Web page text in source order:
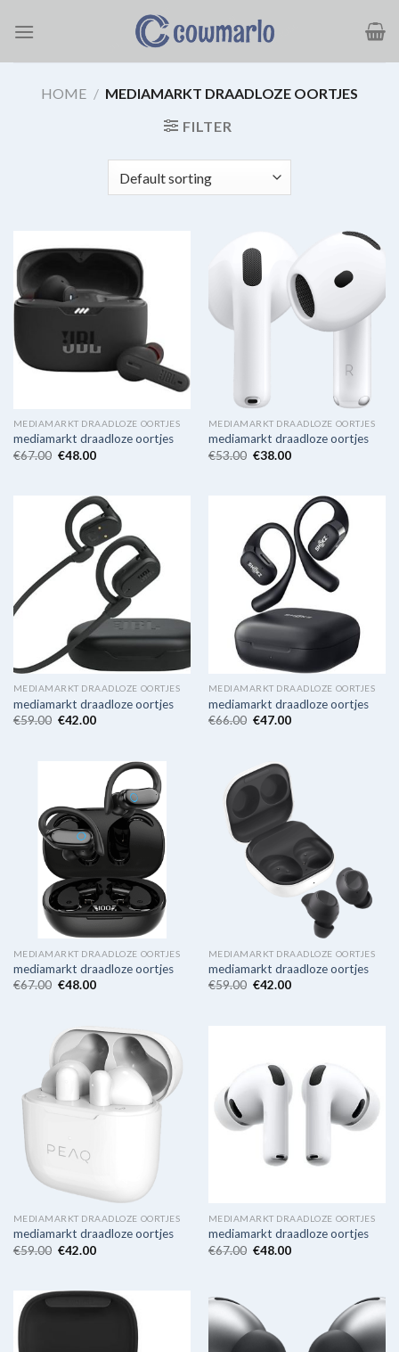
naar
HOME / MEDIAMARKT DRAADLOZE OORTJES
FILTER
MEDIAMARKT DRAADLOZE OORTJES
mediamarkt draadloze oortjes
€67.00 €48.00
MEDIAMARKT DRAADLOZE OORTJES
mediamarkt draadloze oortjes
€53.00 €38.00
MEDIAMARKT DRAADLOZE OORTJES
mediamarkt draadloze oortjes
€59.00 €42.00
MEDIAMARKT DRAADLOZE OORTJES
mediamarkt draadloze oortjes
€66.00 €47.00
MEDIAMARKT DRAADLOZE OORTJES
mediamarkt draadloze oortjes
€67.00 €48.00
MEDIAMARKT DRAADLOZE OORTJES
mediamarkt draadloze oortjes
€59.00 €42.00
MEDIAMARKT DRAADLOZE OORTJES
mediamarkt draadloze oortjes
€59.00 €42.00
MEDIAMARKT DRAADLOZE OORTJES
mediamarkt draadloze oortjes
€67.00 €48.00